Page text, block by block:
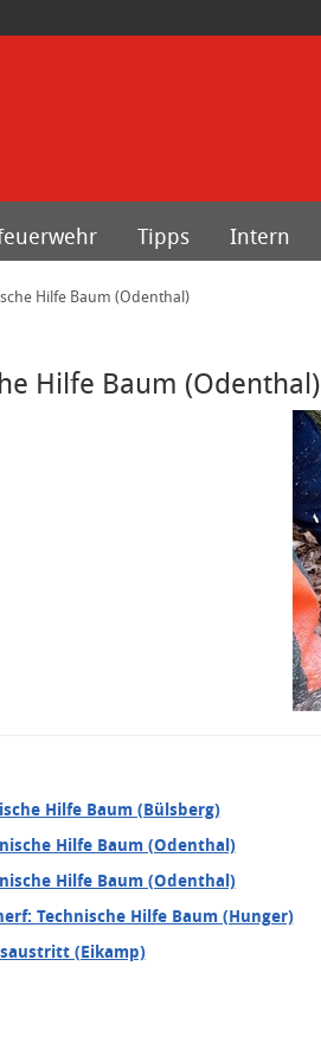
Tipps Intern
Hilfe Baum (Odenthal)
Hilfe Baum (Odenthal)
Hilfe Baum (Bülsberg)
Hilfe Baum (Odenthal)
Hilfe Baum (Odenthal)
Technische Hilfe Baum (Hunger)
(Eikamp)